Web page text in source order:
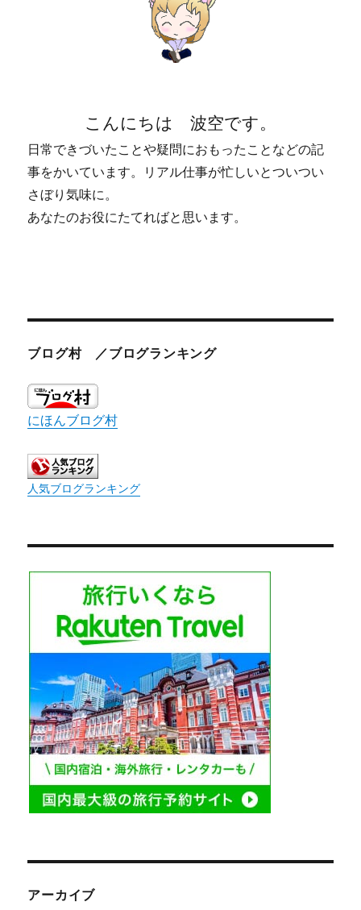
こんにちは 波空です。
日常できづいたことや疑問におもったことなどの記
事をかいています。リアル仕事が忙しいとついつい
さぼり気味に。
あなたのお役にたてればと思います。
ブログ村 ／ブログランキング
にほんブログ村
人気ブログランキング
アーカイブ